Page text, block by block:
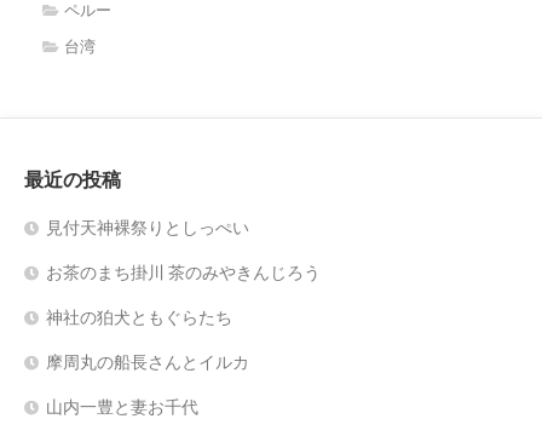
ペルー
台湾
最近の投稿
見付天神裸祭りとしっぺい
お茶のまち掛川 茶のみやきんじろう
神社の狛犬ともぐらたち
摩周丸の船長さんとイルカ
山内一豊と妻お千代